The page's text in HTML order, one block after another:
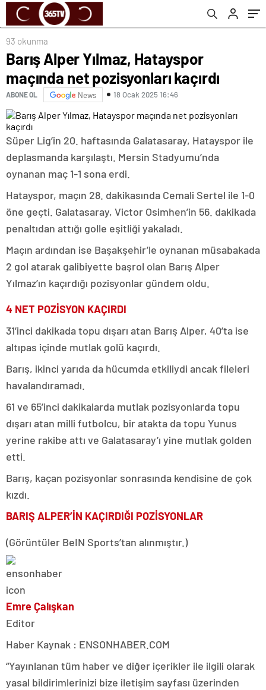
93 okunma
Barış Alper Yılmaz, Hatayspor
maçında net pozisyonları kaçırdı
ABONE OL News 18 Ocak 2025 16:46
Süper Lig’in 20. haftasında Galatasaray, Hatayspor ile
deplasmanda karşılaştı. Mersin Stadyumu’nda
oynanan maç 1-1 sona erdi.
Hatayspor, maçın 28. dakikasında Cemali Sertel ile 1-0
öne geçti. Galatasaray, Victor Osimhen’in 56. dakikada
penaltıdan attığı golle eşitliği yakaladı.
Maçın ardından ise Başakşehir’le oynanan müsabakada
2 gol atarak galibiyette başrol olan Barış Alper
Yılmaz’ın kaçırdığı pozisyonlar gündem oldu.
4 NET POZİSYON KAÇIRDI
31’inci dakikada topu dışarı atan Barış Alper, 40’ta ise
altıpas içinde mutlak golü kaçırdı.
Barış, ikinci yarıda da hücumda etkiliydi ancak fileleri
havalandıramadı.
61 ve 65’inci dakikalarda mutlak pozisyonlarda topu
dışarı atan milli futbolcu, bir atakta da topu Yunus
yerine rakibe attı ve Galatasaray’ı yine mutlak golden
etti.
Barış, kaçan pozisyonlar sonrasında kendisine de çok
kızdı.
BARIŞ ALPER’İN KAÇIRDIĞI POZİSYONLAR
(Görüntüler BeIN Sports’tan alınmıştır.)
Emre Çalışkan
Editor
Haber Kaynak : ENSONHABER.COM
“Yayınlanan tüm haber ve diğer içerikler ile ilgili olarak
yasal bildirimlerinizi bize iletişim sayfası üzerinden